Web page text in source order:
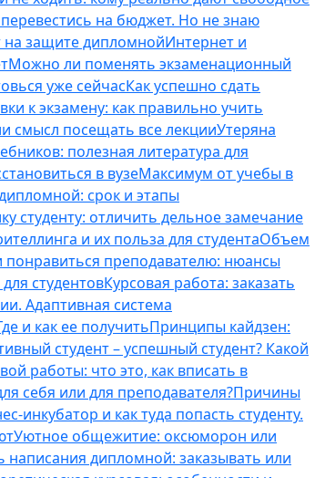
на бюджет. Но не знаю
на защите дипломнойИнтернет и
Можно ли поменять экзаменационный
уже сейчасКак успешно сдать
к экзамену: как правильно учить
смысл посещать все лекцииУтеряна
полезная литература для
в вузеМаксимум от учебы в
срок и этапы
студенту: отличить дельное замечание
и их польза для студентаОбъем
преподавателю: нюансы
студентовКурсовая работа: заказать
Адаптивная система
и как ее получитьПринципы кайдзен:
студент – успешный студент? Какой
работы: что это, как вписать в
себя или для преподавателя?Причины
инкубатор и как туда попасть студенту.
Уютное общежитие: оксюморон или
написания дипломной: заказывать или